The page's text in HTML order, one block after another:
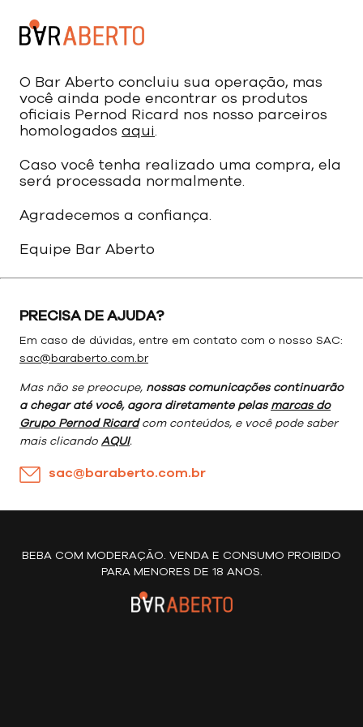
O Bar Aberto concluiu sua operação, mas
você ainda pode encontrar os produtos
oficiais Pernod Ricard nos nosso parceiros
homologados aqui.
Caso você tenha realizado uma compra, ela
será processada normalmente.
Agradecemos a confiança.
Equipe Bar Aberto
PRECISA DE AJUDA?
Em caso de dúvidas, entre em contato com o nosso SAC:
sac@baraberto.com.br
Mas não se preocupe, nossas comunicações continuarão
a chegar até você, agora diretamente pelas marcas do
Grupo Pernod Ricardcom conteúdos, e você pode saber
mais clicando AQUI.
sac@baraberto.com.br
BEBA COM MODERAÇÃO. VENDA E CONSUMO PROIBIDO
PARA MENORES DE 18 ANOS.